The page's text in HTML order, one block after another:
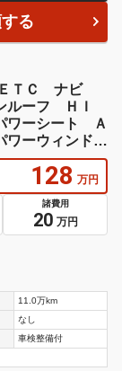
る
ＥＴＣ ナビ
ルーフ ＨＩ
ワーシート Ａ
ーウィンド
128 万円
諸費用
20 万円
11.0万km
なし
車検整備付